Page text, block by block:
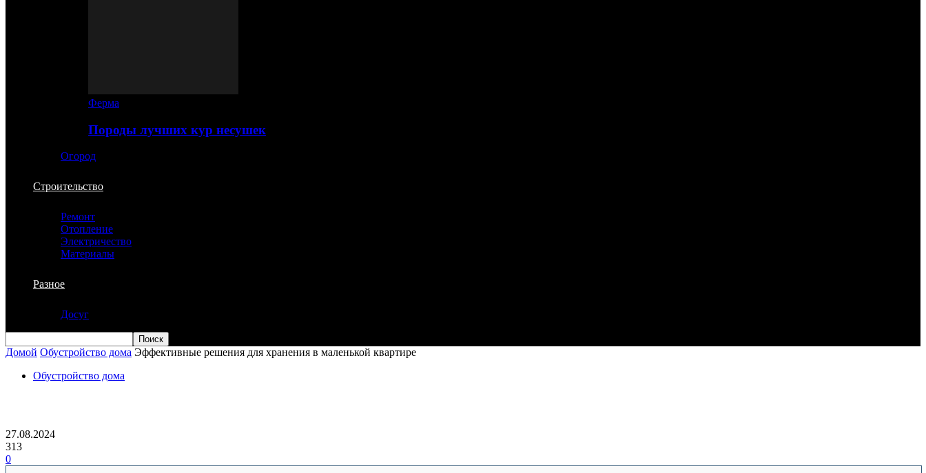
Ферма
Породы лучших кур несушек
Огород
Строительство
Ремонт
Отопление
Электричество
Материалы
Разное
Досуг
Домой Обустройство дома Эффективные решения для хранения в маленькой квартире
Обустройство дома
27.08.2024
313
0